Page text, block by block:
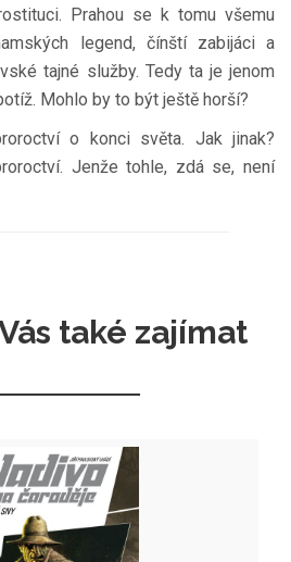
Prahou se k tomu všemu
legend, čínští zabijáci a
tajné služby. Tedy ta je jenom
Mohlo by to být ještě horší?
o konci světa. Jak jinak?
Jenže tohle, zdá se, není
také zajímat